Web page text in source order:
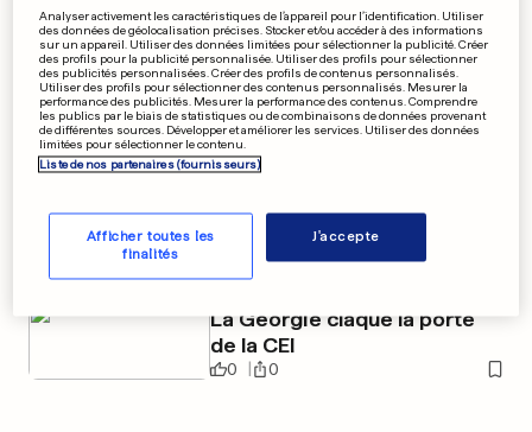
Le tabagisme passif reconnu
maladie professionnelle
La Géorgie claque la porte
de la CEI
0 0
Analyser activement les caractéristiques de l’appareil pour l’identification. Utiliser
des données de géolocalisation précises. Stocker et/ou accéder à des informations
sur un appareil. Utiliser des données limitées pour sélectionner la publicité. Créer
des profils pour la publicité personnalisée. Utiliser des profils pour sélectionner
des publicités personnalisées. Créer des profils de contenus personnalisés.
Utiliser des profils pour sélectionner des contenus personnalisés. Mesurer la
performance des publicités. Mesurer la performance des contenus. Comprendre
les publics par le biais de statistiques ou de combinaisons de données provenant
de différentes sources. Développer et améliorer les services. Utiliser des données
limitées pour sélectionner le contenu.
Liste de nos partenaires (fournisseurs)
Afficher toutes les
finalités
J'accepte